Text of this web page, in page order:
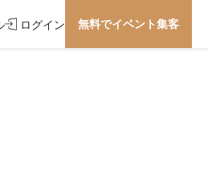
ログイン 無料でイベント集客